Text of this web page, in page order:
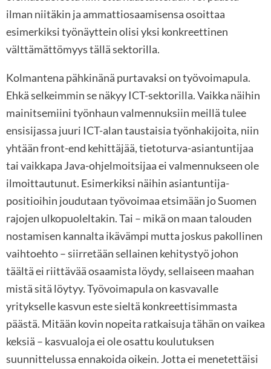
ilman niitäkin ja ammattiosaamisensa osoittaa
esimerkiksi työnäyttein olisi yksi konkreettinen
välttämättömyys tällä sektorilla.
Kolmantena pähkinänä purtavaksi on työvoimapula.
Ehkä selkeimmin se näkyy ICT-sektorilla. Vaikka näihin
mainitsemiini työnhaun valmennuksiin meillä tulee
ensisijassa juuri ICT-alan taustaisia työnhakijoita, niin
yhtään front-end kehittäjää, tietoturva-asiantuntijaa
tai vaikkapa Java-ohjelmoitsijaa ei valmennukseen ole
ilmoittautunut. Esimerkiksi näihin asiantuntija-
positioihin joudutaan työvoimaa etsimään jo Suomen
rajojen ulkopuoleltakin. Tai – mikä on maan talouden
nostamisen kannalta ikävämpi mutta joskus pakollinen
vaihtoehto – siirretään sellainen kehitystyö johon
täältä ei riittävää osaamista löydy, sellaiseen maahan
mistä sitä löytyy. Työvoimapula on kasvavalle
yritykselle kasvun este sieltä konkreettisimmasta
päästä. Mitään kovin nopeita ratkaisuja tähän on vaikea
keksiä – kasvualoja ei ole osattu koulutuksen
suunnittelussa ennakoida oikein. Jotta ei menetettäisi